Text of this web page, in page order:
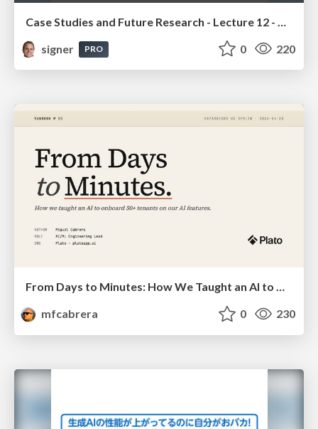
signer
PRO 0 220
From Days to Minutes: How We Taught an AI to Onboard 50+ Tenants on our AI Features
mfcabrera
0 230